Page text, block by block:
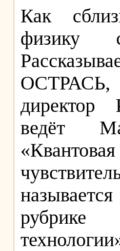
Как
физику
ОСТРАСЬ,
ведёт
«Квантовая